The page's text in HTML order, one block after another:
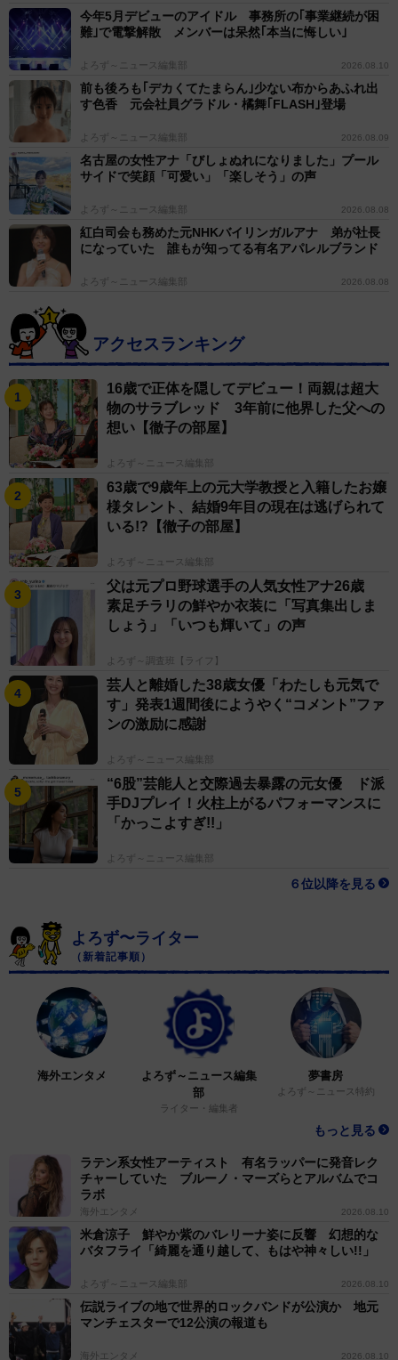
今年5月デビューのアイドル 事務所の｢事業継続が困
難｣で電撃解散 メンバーは呆然｢本当に悔しい｣
よろず～ニュース編集部 2026.08.10
前も後ろも｢デカくてたまらん｣少ない布からあふれ出
す色香 元会社員グラドル・橘舞｢FLASH｣登場
よろず～ニュース編集部 2026.08.09
名古屋の女性アナ「びしょぬれになりました」プール
サイドで笑顔「可愛い」「楽しそう」の声
よろず～ニュース編集部 2026.08.08
紅白司会も務めた元NHKバイリンガルアナ 弟が社長
になっていた 誰もが知ってる有名アパレルブランド
よろず～ニュース編集部 2026.08.08
アクセスランキング
16歳で正体を隠してデビュー！両親は超大
物のサラブレッド 3年前に他界した父への
想い【徹子の部屋】
よろず～ニュース編集部
63歳で9歳年上の元大学教授と入籍したお嬢
様タレント、結婚9年目の現在は逃げられて
いる!?【徹子の部屋】
よろず～ニュース編集部
父は元プロ野球選手の人気女性アナ26歳
素足チラリの鮮やか衣装に「写真集出しま
しょう」「いつも輝いて」の声
よろず～調査班【ライフ】
芸人と離婚した38歳女優「わたしも元気で
す」発表1週間後にようやく“コメント”ファ
ンの激励に感謝
よろず～ニュース編集部
“6股”芸能人と交際過去暴露の元女優 ド派
手DJプレイ！火柱上がるパフォーマンスに
「かっこよすぎ!!」
よろず～ニュース編集部
６位以降を見る
よろず〜ライター
（新着記事順）
海外エンタメ
よろず～ニュース編集
部
ライター・編集者
夢書房
よろず～ニュース特約
もっと見る
ラテン系女性アーティスト 有名ラッパーに発音レク
チャーしていた ブルーノ・マーズらとアルバムでコ
ラボ
海外エンタメ 2026.08.10
米倉涼子 鮮やか紫のバレリーナ姿に反響 幻想的な
バタフライ「綺麗を通り越して、もはや神々しい!!」
よろず～ニュース編集部 2026.08.10
伝説ライブの地で世界的ロックバンドが公演か 地元
マンチェスターで12公演の報道も
海外エンタメ 2026.08.10